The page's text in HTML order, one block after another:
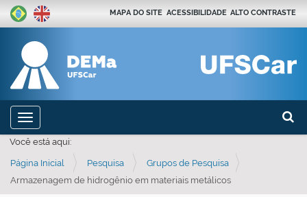
Busca
MAPA DO SITE ACESSIBILIDADE ALTO CONTRASTE
Toggle navigation
Você está aqui:
Página Inicial Pesquisa
Grupos de Pesquisa
Armazenagem de hidrogênio em materiais metálicos